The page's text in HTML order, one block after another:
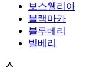
보스웰리아
블랙마카
블루베리
빌베리
ㅅ